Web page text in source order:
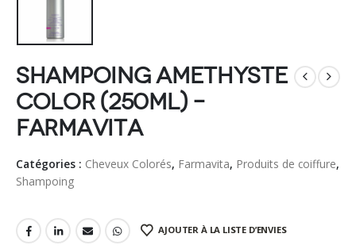
Shampoing Amethyste
Color (250ml) –
Farmavita
Catégories : Cheveux Colorés, Farmavita, Produits de coiffure,
Shampoing
AJOUTER À LA LISTE D’ENVIES